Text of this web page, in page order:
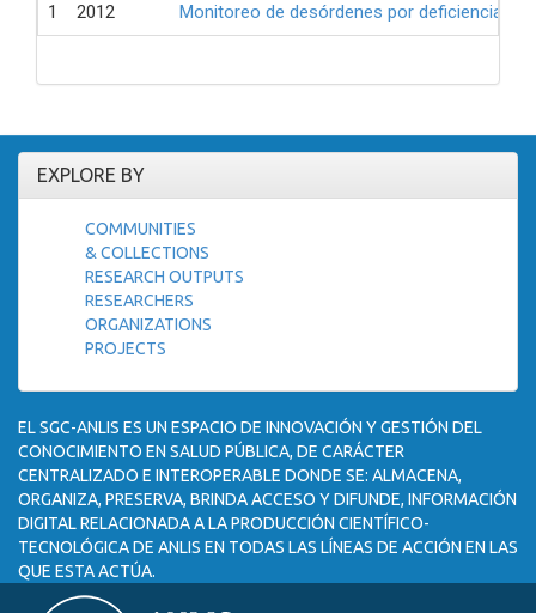
1 2012 Monitoreo de desórdenes por deficiencia
EXPLORE BY
COMMUNITIES
& COLLECTIONS
RESEARCH OUTPUTS
RESEARCHERS
ORGANIZATIONS
PROJECTS
EL SGC-ANLIS ES UN ESPACIO DE INNOVACIÓN Y GESTIÓN DEL
CONOCIMIENTO EN SALUD PÚBLICA, DE CARÁCTER
CENTRALIZADO E INTEROPERABLE DONDE SE: ALMACENA,
ORGANIZA, PRESERVA, BRINDA ACCESO Y DIFUNDE, INFORMACIÓN
DIGITAL RELACIONADA A LA PRODUCCIÓN CIENTÍFICO-
TECNOLÓGICA DE ANLIS EN TODAS LAS LÍNEAS DE ACCIÓN EN LAS
QUE ESTA ACTÚA.